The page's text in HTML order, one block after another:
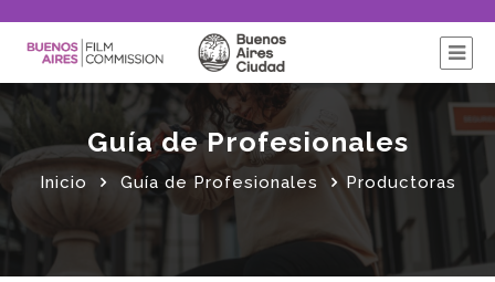
Guía de Profesionales
Inicio Guía de Profesionales Productoras